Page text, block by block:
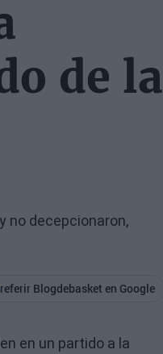
de la
no decepcionaron,
Blogdebasket en Google
en un partido a la